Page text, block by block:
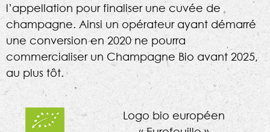
l’appellation pour finaliser une cuvée de
champagne. Ainsi un opérateur ayant démarré
une conversion en 2020 ne pourra
commercialiser un Champagne Bio avant 2025,
au plus tôt.
Logo bio européen